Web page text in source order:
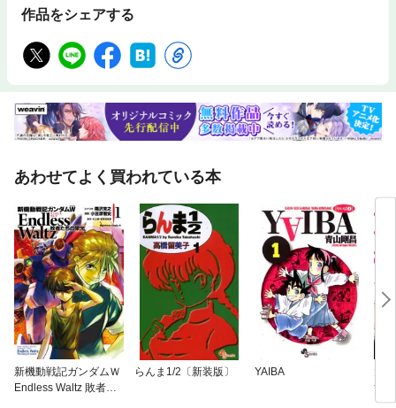
作品をシェアする
あわせてよく買われている本
新機動戦記ガンダムＷ
Endless Waltz 敗者た
らんま1/2〔新装版〕 YAIBA
す